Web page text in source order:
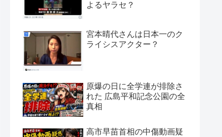
よるヤラセ？
宮本晴代さんは日本一のク
ライシスアクター？
原爆の日に全学連が排除さ
れた 広島平和記念公園の全
真相
高市早苗首相の中傷動画疑